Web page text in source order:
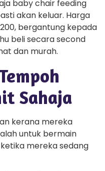
baby chair feeding
akan keluar. Harga
bergantung kepada
beli secara second
dan murah.
Sahaja
kerana mereka
untuk bermain
mereka sedang